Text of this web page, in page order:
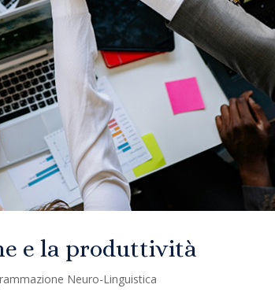
e la produttività
Neuro-Linguistica